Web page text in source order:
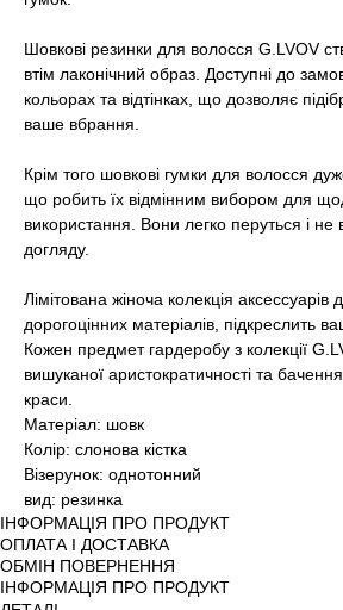
Шовкові резинки для волосся G.LVOV
втім лаконічний образ. Доступні до
кольорах та відтінках, що дозволяє
ваше вбрання.
Крім того шовкові гумки для волосся
що робить їх відмінним вибором для
використання. Вони легко перуться і не
догляду.
Лімітована жіноча колекція аксессуарів
дорогоцінних матеріалів, підкреслить
Кожен предмет гардеробу з колекції
вишуканої аристократичності та
краси.
Матеріал: шовк
Колір: слонова кістка
Візерунок: однотонний
вид: резинка
ІНФОРМАЦІЯ ПРО ПРОДУКТ
ОПЛАТА І ДОСТАВКА
ОБМІН ПОВЕРНЕННЯ
ІНФОРМАЦІЯ ПРО ПРОДУКТ